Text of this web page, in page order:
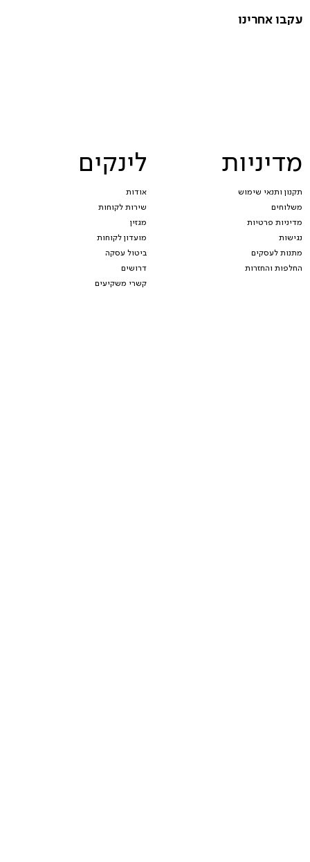
מדיניות
תקנון ותנאי שימוש
משלוחים
מדיניות פרטיות
נגישות
מתנות לעסקים
החלפות והחזרות
לינקים
אודות
שירות לקוחות
מגזין
מועדון לקוחות
ביטול עסקה
דרושים
קשרי משקיעים
עקבו אחרינו